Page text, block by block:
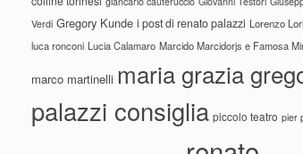
Verdi Gregory Kunde i post di renato palazzi Lorenzo
luca ronconi Lucia Calamaro Marcido Marcidorjs e Famosa
marco martinelli maria grazia
palazzi consiglia piccolo teatro pier